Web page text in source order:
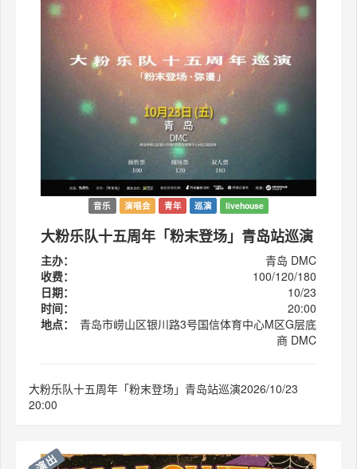
音乐 演唱会 青年 巡演 livehouse
大粉乐队十五周年「粉末登场」青岛站巡演
主办：
青岛 DMC
收费：
100/120/180
日期：
10/23
时间：
20:00
地点：
青岛市崂山区银川路3号国信体育中心M区G层底
商 DMC
大粉乐队十五周年「粉末登场」青岛站巡演2026/10/23
20:00
演出